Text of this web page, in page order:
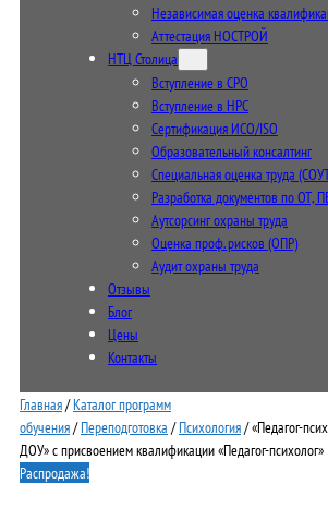
Независимая оценка
Аттестация НОСТРОЙ
НТЦ Столица
Вступление в СРО
Вступление в НРС
Сертификация ИСО/ISO
Образовательный консалтинг
Специальная оценка труда
Разработка документов по ОТ,
Аутсорсинг охраны труда
Оценка проф. рисков (ОПР)
Аудит охраны труда
Отзывы
Блог
Цены
Контакты
Главная/Каталог программ
обучения/Переподготовка /Психология/ «Педагог-
ДОУ» с присвоением квалификации «Педагог-психолог»
Распродажа!